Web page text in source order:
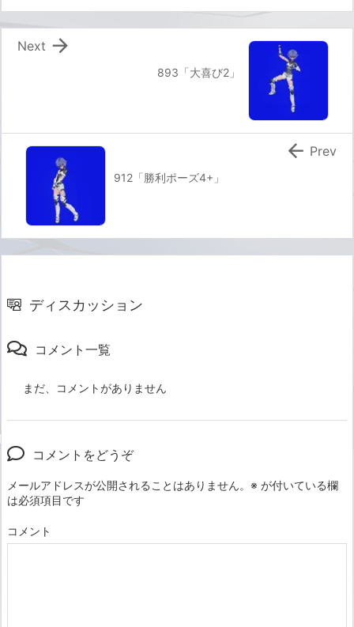
893「大喜び2」

Next
912「勝利ポーズ4+」
 Prev
ディスカッション
コメント一覧
まだ、コメントがありません
コメントをどうぞ
メールアドレスが公開されることはありません。 ※ が付いている欄
は必須項目です
コメント